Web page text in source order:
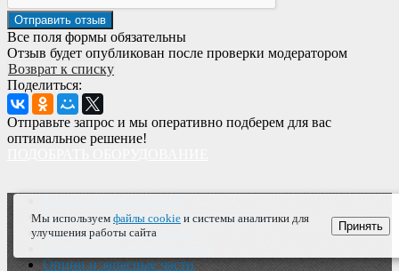
Все поля формы обязательны
Отзыв будет опубликован после проверки модератором
Возврат к списку
Поделиться:
Отправьте запрос и мы оперативно подберем для вас
оптимальное решение!
Источники бесперебойного питания
Аккумуляторы для ИБП
Опции и запасные части
Мы используем файлы cookie и системы аналитики для
улучшения работы сайта
Принять